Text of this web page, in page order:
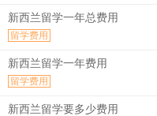
新西兰留学一年总费用
留学费用
新西兰留学一年费用
留学费用
新西兰留学要多少费用